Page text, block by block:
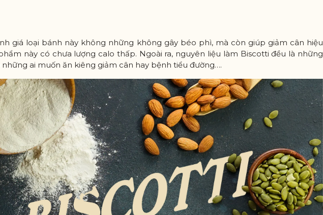
giá loại bánh này không những không gây béo phì, mà còn giúp giảm cân hiệu
này có chưa lượng calo thấp. Ngoài ra, nguyên liệu làm Biscotti đều là những
ai muốn ăn kiêng giảm cân hay bệnh tiểu đường….